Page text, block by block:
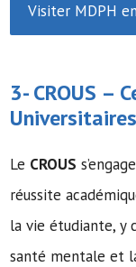
Visiter MDPH
3-CROUS –
Le CROUS
réussite
la vie étudiante, y
santé mentale et